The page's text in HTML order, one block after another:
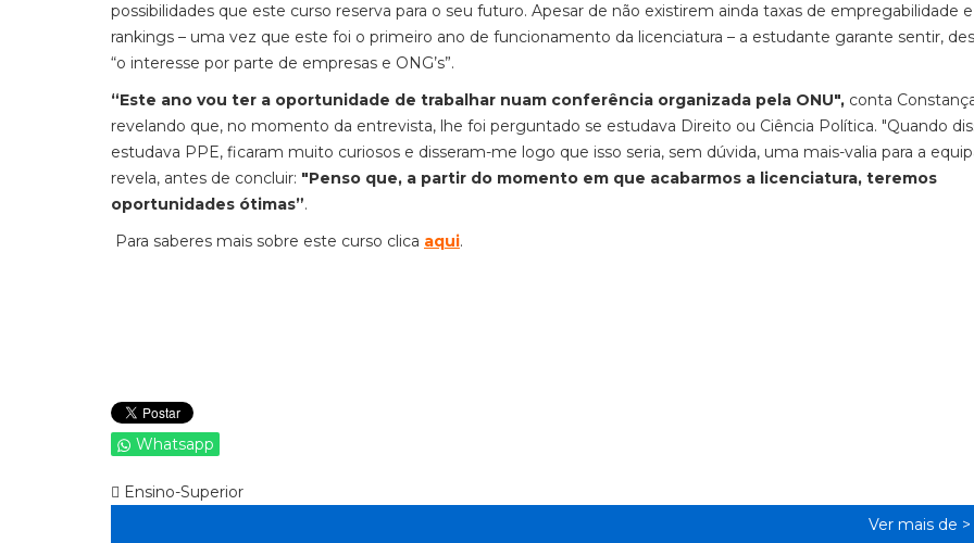
possibilidades que este curso reserva para o seu futuro. Apesar de não existirem ainda taxas de empregabilidade e
rankings – uma vez que este foi o primeiro ano de funcionamento da licenciatura – a estudante garante sentir,
“o interesse por parte de empresas e ONG’s”.
“Este ano vou ter a oportunidade de trabalhar nuam conferência organizada pela ONU", conta
revelando que, no momento da entrevista, lhe foi perguntado se estudava Direito ou Ciência Política. "Quando
estudava PPE, ficaram muito curiosos e disseram-me logo que isso seria, sem dúvida, uma mais-valia para a
revela, antes de concluir: "Penso que, a partir do momento em que acabarmos a licenciatura, teremos
oportunidades ótimas”.
Para saberes mais sobre este curso clica aqui.
Whatsapp
Ensino-Superior
Ver mais de >